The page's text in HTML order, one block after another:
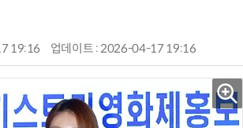
19:16 업데이트 : 2026-04-17 19:16